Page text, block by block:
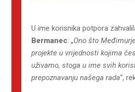
U ime korisnika potpora
Bermanec: „Ono što
projekte u vrijednosti kojima
uživamo, stoga u ime svih
prepoznavanju našega rada“,